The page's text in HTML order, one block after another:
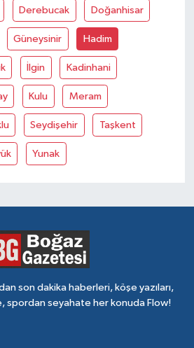
Derebucak Doğanhisar
Güneysinir Hadim
İlgin Kadinhani
Kulu Meram
Seydişehir Taşkent
Yunak
son dakika haberleri, köşe yazıları,
spordan seyahate her konuda Flow!